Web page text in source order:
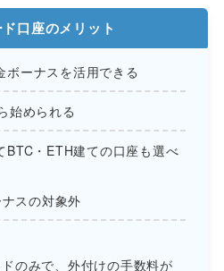
口座のメリット
ボーナスを活用できる
始められる
BTC・ETH建ての口座も選べ
スの対象外
のみで、外付けの手数料が